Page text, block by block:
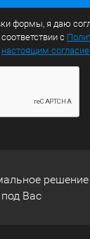
формы, я даю
с
настоящим
решение
под Вас